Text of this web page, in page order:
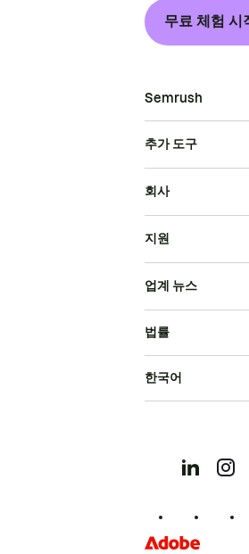
무료 체험 시
Semrush
추가 도구
회사
지원
업계 뉴스
법률
한국어